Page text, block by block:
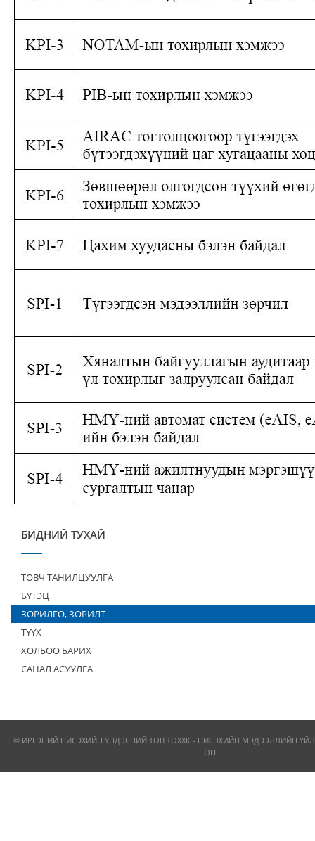
БИДНИЙ ТУХАЙ
ТОВЧ ТАНИЛЦУУЛГА
БҮТЭЦ
ЗОРИЛГО, ЗОРИЛТ
ТҮҮХ
ХОЛБОО БАРИХ
САНАЛ АСУУЛГА
© ИРГЭНИЙ НИСЭХИЙН ҮНДЭСНИЙ ТӨВ ТӨХХК - НИСЭХИЙН МЭДЭЭЛЛИЙН
ОН